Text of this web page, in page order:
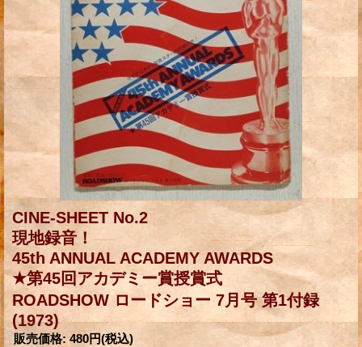
CINE-SHEET No.2
現地録音！
45th ANNUAL ACADEMY AWARDS
★第45回アカデミー賞授賞式
ROADSHOW ロードショー 7月号 第1付録
(1973)
販売価格: 480円(税込)